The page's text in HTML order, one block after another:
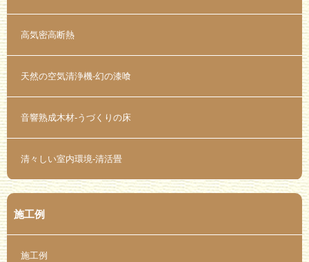
高気密高断熱
天然の空気清浄機-幻の漆喰
音響熟成木材-うづくりの床
清々しい室内環境-清活畳
施工例
施工例